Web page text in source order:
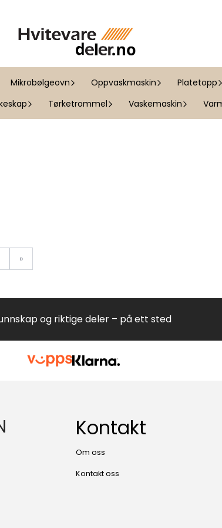
Mikrobølgeovn Oppvaskmaskin Platetopp
Tørketrommel Vaskemaskin
»
og riktige deler – på ett sted
Kontakt
Om oss
Kontakt oss